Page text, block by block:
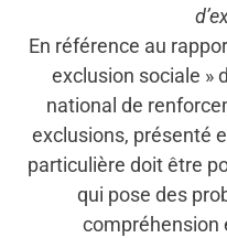
En référence au
exclusion sociale »
national de
exclusions, présenté
particulière doit être
qui pose des
compréhension